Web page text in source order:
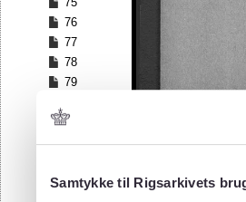
Samtykke til Rigsarkivets
76
77
78
79
81
82
84